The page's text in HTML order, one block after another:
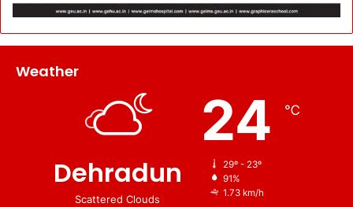
Weather
Dehradun
Scattered Clouds
24 ℃
29º - 23º
91%
1.73 km/h